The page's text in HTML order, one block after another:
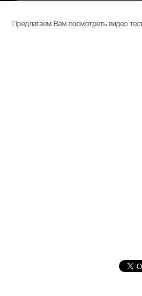
Предлагаем Вам посмотреть видео